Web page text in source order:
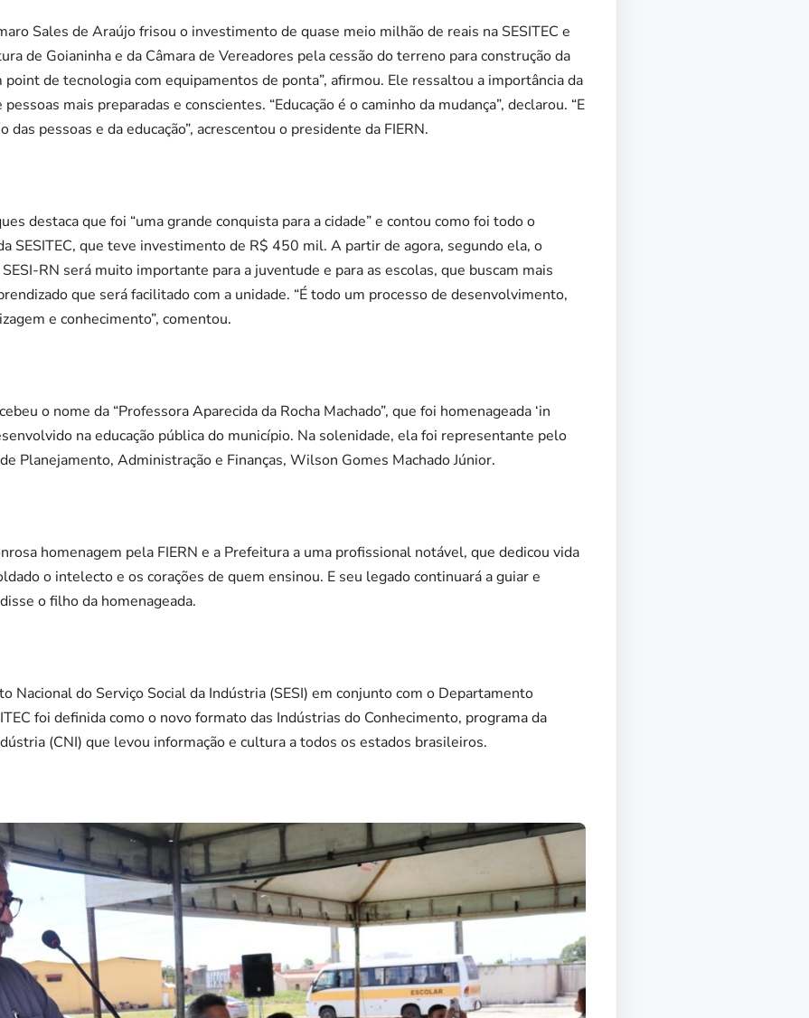
Sales de Araújo frisou o investimento de quase meio milhão de reais na SESITEC e
de Goianinha e da Câmara de Vereadores pela cessão do terreno para construção da
point de tecnologia com equipamentos de ponta”, afirmou. Ele ressaltou a importância da
mais preparadas e conscientes. “Educação é o caminho da mudança”, declarou. “E
das pessoas e da educação”, acrescentou o presidente da FIERN.
destaca que foi “uma grande conquista para a cidade” e contou como foi todo o
SESITEC, que teve investimento de R$ 450 mil. A partir de agora, segundo ela, o
RN será muito importante para a juventude e para as escolas, que buscam mais
que será facilitado com a unidade. “É todo um processo de desenvolvimento,
e conhecimento”, comentou.
o nome da “Professora Aparecida da Rocha Machado”, que foi homenageada ‘in
na educação pública do município. Na solenidade, ela foi representante pelo
Planejamento, Administração e Finanças, Wilson Gomes Machado Júnior.
homenagem pela FIERN e a Prefeitura a uma profissional notável, que dedicou vida
o intelecto e os corações de quem ensinou. E seu legado continuará a guiar e
o filho da homenageada.
Nacional do Serviço Social da Indústria (SESI) em conjunto com o Departamento
foi definida como o novo formato das Indústrias do Conhecimento, programa da
(CNI) que levou informação e cultura a todos os estados brasileiros.